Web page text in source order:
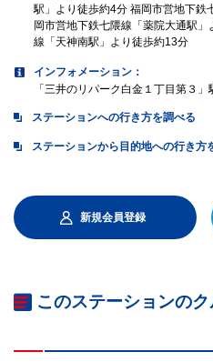
駅」より徒歩約4分 福岡市営地下鉄
岡市営地下鉄七隈線「薬院大通駅
線「天神南駅」より徒歩約13分
インフォメーション：
「三井のリパーク白金１丁目第３」
ステーションへの行き方を調べる
ステーションから目的地への行き方
新規会員登録
このステーションのク